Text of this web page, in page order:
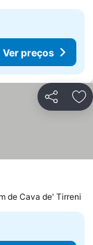
Ver preços
Partilhar
de Cava de' Tirreni